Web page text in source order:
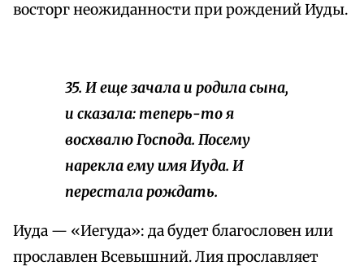
восторг неожиданности при рождений Иуды.
35. И еще зачала и родила сына,
и сказала: теперь-то я
восхвалю Господа. Посему
нарекла ему имя Иуда. И
перестала рождать.
Иуда — «Иегуда»: да будет благословен или
прославлен Всевышний. Лия прославляет